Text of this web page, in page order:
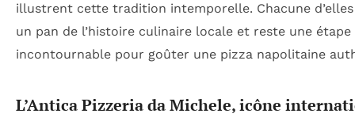
illustrent cette tradition intemporelle. Chacune
un pan de l’histoire culinaire locale et reste une étape
incontournable pour goûter une pizza napolitaine
L’Antica Pizzeria da Michele, icône